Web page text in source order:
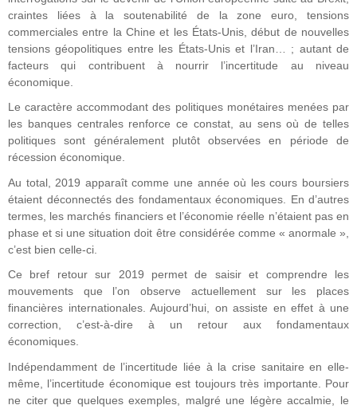
craintes liées à la soutenabilité de la zone euro, tensions
commerciales entre la Chine et les États-Unis, début de nouvelles
tensions géopolitiques entre les États-Unis et l’Iran… ; autant de
facteurs qui contribuent à nourrir l’incertitude au niveau
économique.
Le caractère accommodant des politiques monétaires menées par
les banques centrales renforce ce constat, au sens où de telles
politiques sont généralement plutôt observées en période de
récession économique.
Au total, 2019 apparaît comme une année où les cours boursiers
étaient déconnectés des fondamentaux économiques. En d’autres
termes, les marchés financiers et l’économie réelle n’étaient pas en
phase et si une situation doit être considérée comme « anormale »,
c’est bien celle-ci.
Ce bref retour sur 2019 permet de saisir et comprendre les
mouvements que l’on observe actuellement sur les places
financières internationales. Aujourd’hui, on assiste en effet à une
correction, c’est-à-dire à un retour aux fondamentaux
économiques.
Indépendamment de l’incertitude liée à la crise sanitaire en elle-
même, l’incertitude économique est toujours très importante. Pour
ne citer que quelques exemples, malgré une légère accalmie, le